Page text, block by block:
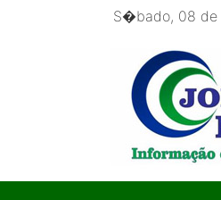
S�bado, 08 de